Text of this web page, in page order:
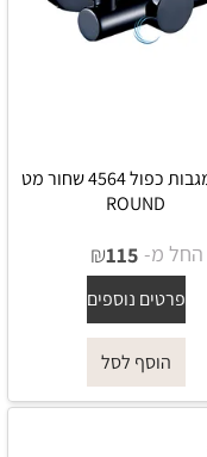
קולב מגבות כפול 4564 שחור מט
ROUND
החל מ- ₪115
פרטים נוספים
הוסף לסל